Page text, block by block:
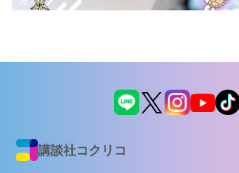
講談社コクリコ